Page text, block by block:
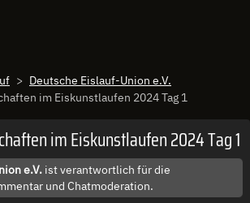
Deutsche Eislauf-Union e.V.
im Eiskunstlaufen 2024 Tag 1
im Eiskunstlaufen 2024 Tag 1
e.V. ist verantwortlich für die
und Chatmoderation.